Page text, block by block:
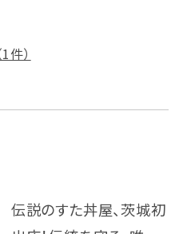
1件）
伝説のすた丼屋、茨城初